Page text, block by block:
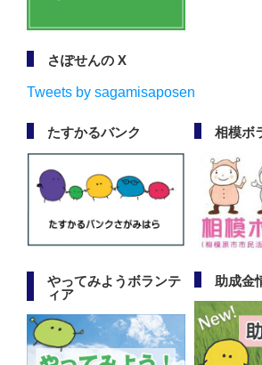
さぽせんの X
Tweets by sagamisaposen
たすかるバンク 相模ボ
やってみようボランテ
ィア
助成金